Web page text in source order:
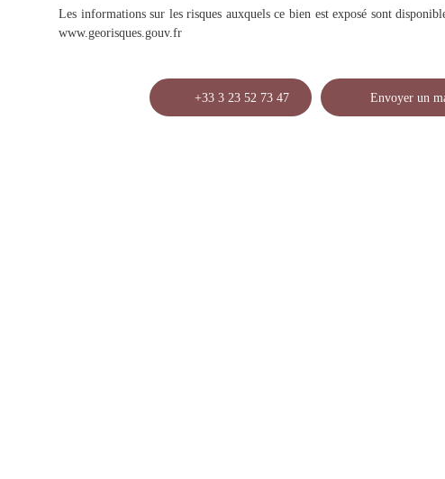
Les informations sur les risques auxquels ce bien est exposé sont
www.georisques.gouv.fr
+33 3 23 52 73 47 Envoyer un